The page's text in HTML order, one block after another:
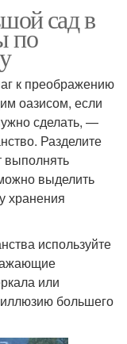
сад в
по
к преображению
оазисом, если
сделать, —
Разделите
выполнять
выделить
хранения
используйте
или
иллюзию большего